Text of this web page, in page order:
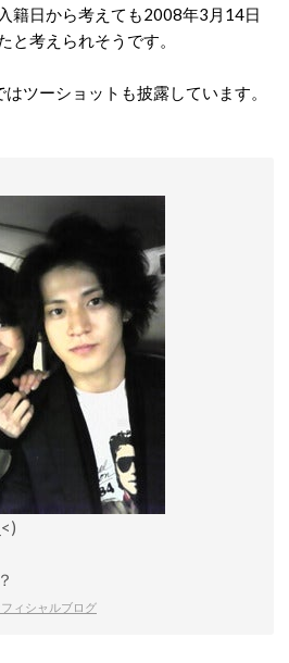
籍日から考えても2008年3月14日
と考えられそうです。
ツーショットも披露しています。
ィシャルブログ